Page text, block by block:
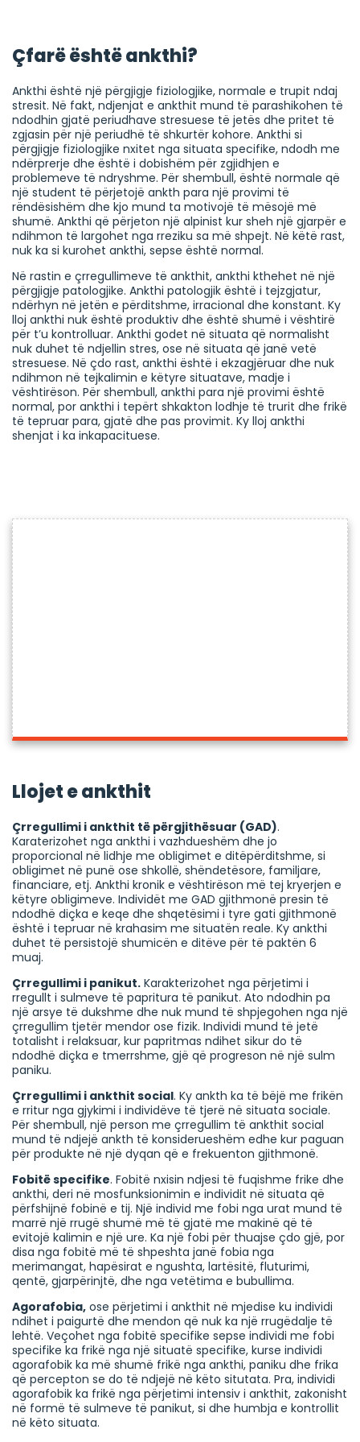
Çfarë është ankthi?
Ankthi është një përgjigje fiziologjike, normale e trupit ndaj
stresit. Në fakt, ndjenjat e ankthit mund të parashikohen të
ndodhin gjatë periudhave stresuese të jetës dhe pritet të
zgjasin për një periudhë të shkurtër kohore. Ankthi si
përgjigje fiziologjike nxitet nga situata specifike, ndodh me
ndërprerje dhe është i dobishëm për zgjidhjen e
problemeve të ndryshme. Për shembull, është normale që
një student të përjetojë ankth para një provimi të
rëndësishëm dhe kjo mund ta motivojë të mësojë më
shumë. Ankthi që përjeton një alpinist kur sheh një gjarpër e
ndihmon të largohet nga rreziku sa më shpejt. Në këtë rast,
nuk ka si kurohet ankthi, sepse është normal.
Në rastin e çrregullimeve të ankthit, ankthi kthehet në një
përgjigje patologjike. Ankthi patologjik është i tejzgjatur,
ndërhyn në jetën e përditshme, irracional dhe konstant. Ky
lloj ankthi nuk është produktiv dhe është shumë i vështirë
për t’u kontrolluar. Ankthi godet në situata që normalisht
nuk duhet të ndjellin stres, ose në situata që janë vetë
stresuese. Në çdo rast, ankthi është i ekzagjëruar dhe nuk
ndihmon në tejkalimin e këtyre situatave, madje i
vështirëson. Për shembull, ankthi para një provimi është
normal, por ankthi i tepërt shkakton lodhje të trurit dhe frikë
të tepruar para, gjatë dhe pas provimit. Ky lloj ankthi
shenjat i ka inkapacituese.
Llojet e ankthit
Çrregullimi i ankthit të përgjithësuar (GAD).
Karaterizohet nga ankthi i vazhdueshëm dhe jo
proporcional në lidhje me obligimet e ditëpërditshme, si
obligimet në punë ose shkollë, shëndetësore, familjare,
financiare, etj. Ankthi kronik e vështirëson më tej kryerjen e
këtyre obligimeve. Individët me GAD gjithmonë presin të
ndodhë diçka e keqe dhe shqetësimi i tyre gati gjithmonë
është i tepruar në krahasim me situatën reale. Ky ankthi
duhet të persistojë shumicën e ditëve për të paktën 6
muaj.
Çrregullimi i panikut. Karakterizohet nga përjetimi i
rregullt i sulmeve të papritura të panikut. Ato ndodhin pa
një arsye të dukshme dhe nuk mund të shpjegohen nga një
çrregullim tjetër mendor ose fizik. Individi mund të jetë
totalisht i relaksuar, kur papritmas ndihet sikur do të
ndodhë diçka e tmerrshme, gjë që progreson në një sulm
paniku.
Çrregullimi i ankthit social. Ky ankth ka të bëjë me frikën
e rritur nga gjykimi i individëve të tjerë në situata sociale.
Për shembull, një person me çrregullim të ankthit social
mund të ndjejë ankth të konsiderueshëm edhe kur paguan
për produkte në një dyqan që e frekuenton gjithmonë.
Fobitë specifike. Fobitë nxisin ndjesi të fuqishme frike dhe
ankthi, deri në mosfunksionimin e individit në situata që
përfshijnë fobinë e tij. Një individ me fobi nga urat mund të
marrë një rrugë shumë më të gjatë me makinë që të
evitojë kalimin e një ure. Ka një fobi për thuajse çdo gjë, por
disa nga fobitë më të shpeshta janë fobia nga
merimangat, hapësirat e ngushta, lartësitë, fluturimi,
qentë, gjarpërinjtë, dhe nga vetëtima e bubullima.
Agorafobia, ose përjetimi i ankthit në mjedise ku individi
ndihet i paigurtë dhe mendon që nuk ka një rrugëdalje të
lehtë. Veçohet nga fobitë specifike sepse individi me fobi
specifike ka frikë nga një situatë specifike, kurse individi
agorafobik ka më shumë frikë nga ankthi, paniku dhe frika
që percepton se do të ndjejë në këto situtata. Pra, individi
agorafobik ka frikë nga përjetimi intensiv i ankthit, zakonisht
në formë të sulmeve të panikut, si dhe humbja e kontrollit
në këto situata.